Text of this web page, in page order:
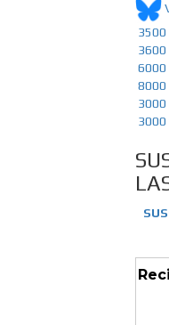
3600
6000
8000
3000